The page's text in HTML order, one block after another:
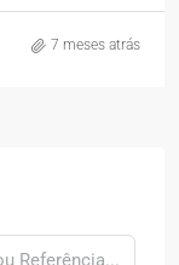
7 meses atrás